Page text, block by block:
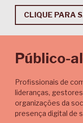
CLIQUE PARA
Público-
Profissionais de
lideranças,
organizações da
presença digital de